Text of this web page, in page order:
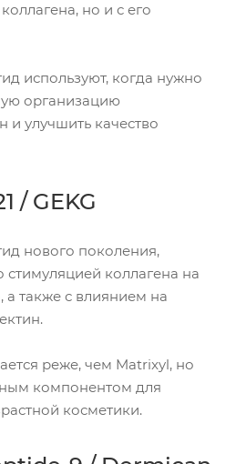
но и с его
используют, когда нужно
организацию
и улучшить качество
/ GEKG
нового поколения,
коллагена на
а также с влиянием на
реже, чем Matrixyl, но
компонентом для
косметики.